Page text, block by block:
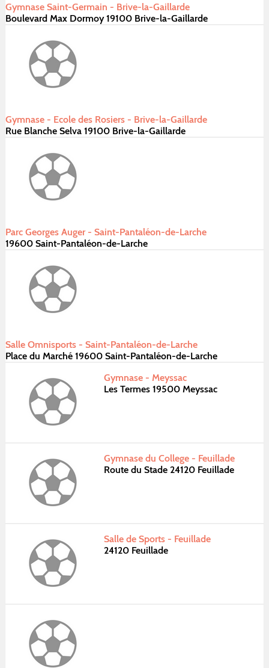
Gymnase Saint-Germain - Brive-la-Gaillarde
Boulevard Max Dormoy 19100 Brive-la-Gaillarde
Gymnase - Ecole des Rosiers - Brive-la-Gaillarde
Rue Blanche Selva 19100 Brive-la-Gaillarde
Parc Georges Auger - Saint-Pantaléon-de-Larche
19600 Saint-Pantaléon-de-Larche
Salle Omnisports - Saint-Pantaléon-de-Larche
Place du Marché 19600 Saint-Pantaléon-de-Larche
Gymnase - Meyssac
Les Termes 19500 Meyssac
Gymnase du College - Feuillade
Route du Stade 24120 Feuillade
Salle de Sports - Feuillade
24120 Feuillade